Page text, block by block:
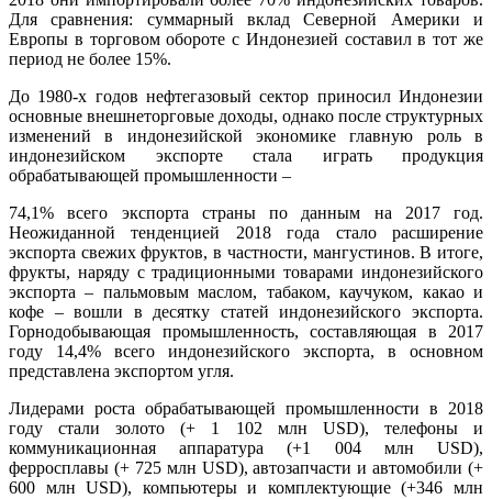
Для сравнения: суммарный вклад Северной Америки и
Европы в торговом обороте с Индонезией составил в тот же
период не более 15%.
До 1980-х годов нефтегазовый сектор приносил Индонезии
основные внешнеторговые доходы, однако после структурных
изменений в индонезийской экономике главную роль в
индонезийском экспорте стала играть продукция
обрабатывающей промышленности –
74,1% всего экспорта страны по данным на 2017 год.
Неожиданной тенденцией 2018 года стало расширение
экспорта свежих фруктов, в частности, мангустинов. В итоге,
фрукты, наряду с традиционными товарами индонезийского
экспорта – пальмовым маслом, табаком, каучуком, какао и
кофе – вошли в десятку статей индонезийского экспорта.
Горнодобывающая промышленность, составляющая в 2017
году 14,4% всего индонезийского экспорта, в основном
представлена экспортом угля.
Лидерами роста обрабатывающей промышленности в 2018
году стали золото (+ 1 102 млн USD), телефоны и
коммуникационная аппаратура (+1 004 млн USD),
ферросплавы (+ 725 млн USD), автозапчасти и автомобили (+
600 млн USD), компьютеры и комплектующие (+346 млн